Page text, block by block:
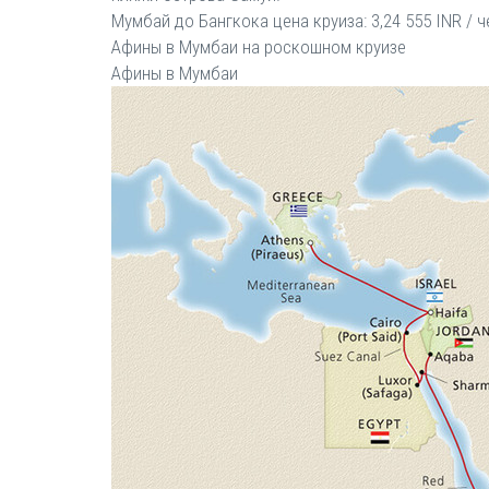
Мумбай до Бангкока цена круиза: 3,24 555 INR /
Афины в Мумбаи на роскошном круизе
Афины в Мумбаи